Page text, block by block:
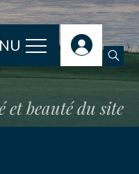
beauté du site